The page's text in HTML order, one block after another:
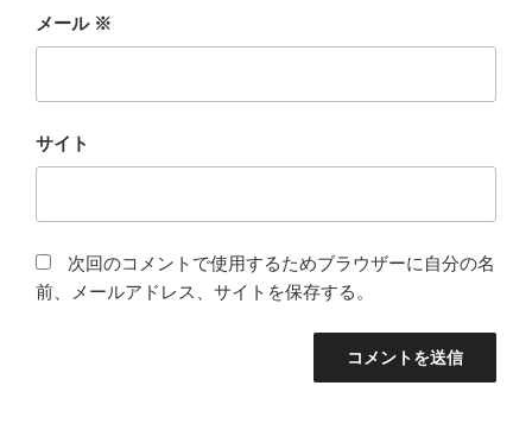
メール ※
サイト
次回のコメントで使用するためブラウザーに自分の名
前、メールアドレス、サイトを保存する。